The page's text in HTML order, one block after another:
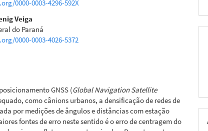
0000-0003-4296-592X
Veiga
do Paraná
0000-0003-4026-5372
GNSS (Global Navigation Satellite
como cânions urbanos, a densificação de redes de
por medições de ângulos e distâncias com estação
fontes de erro neste sentido é o erro de centragem do